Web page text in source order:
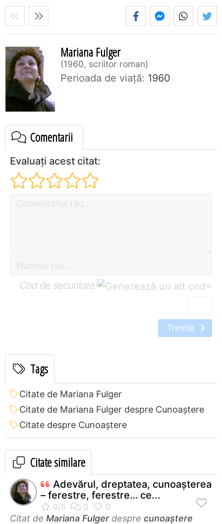
Mariana Fulger
1960, scriitor roman
Perioada de viaţă: 1960
Comentarii
Evaluați acest citat:
Cod de securitate: =
Trimite
Tags
Citate de Mariana Fulger
Citate de Mariana Fulger despre Cunoaștere
Citate despre Cunoaștere
Citate similare
Adevărul, dreptatea, cunoaşterea
– ferestre, ferestre… ce...
Citat de Mariana Fulgerdespre cunoaștere